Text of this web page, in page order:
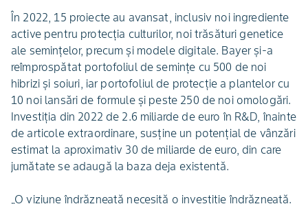
În 2022, 15 proiecte au avansat, inclusiv noi ingrediente
active pentru protecția culturilor, noi trăsături genetice
ale semințelor, precum și modele digitale. Bayer și-a
reîmprospătat portofoliul de semințe cu 500 de noi
hibrizi și soiuri, iar portofoliul de protecție a plantelor cu
10 noi lansări de formule și peste 250 de noi omologări.
Investiția din 2022 de 2.6 miliarde de euro în R&D, înainte
de articole extraordinare, susține un potențial de vânzări
estimat la aproximativ 30 de miliarde de euro, din care
jumătate se adaugă la baza deja existentă.
„O viziune îndrăzneață necesită o investiție îndrăzneață.